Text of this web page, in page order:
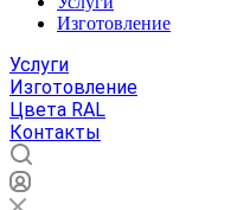
Изготовление
Услуги
Изготовление
Цвета RAL
Контакты